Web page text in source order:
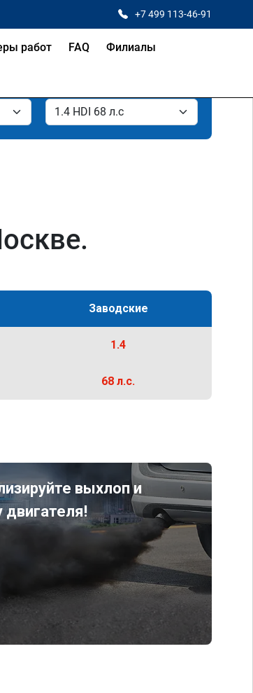
+7 499 113-46-91
работ FAQ Филиалы
Заводские
1.4
68 л.с.
выхлоп и
двигателя!